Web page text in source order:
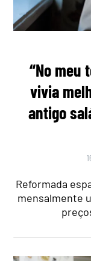
“No meu
vivia
antigo
Reformada
mensalmente